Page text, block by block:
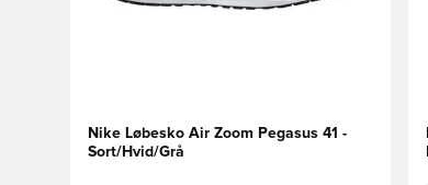
Nike Løbesko Air Zoom Pegasus 41 -
Sort/Hvid/Grå